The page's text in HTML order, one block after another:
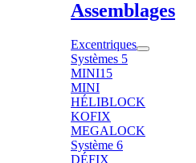
Assemblages
Excentriques
Systèmes 5
MINI15
MINI
HÉLIBLOCK
KOFIX
MEGALOCK
Système 6
DÉFIX